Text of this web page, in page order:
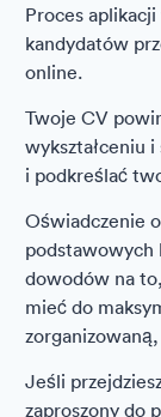
Proces
kandydatów
online.
Twoje CV
wykształceniu
i podkreślać
Oświadczenie
podstawowych
dowodów na
mieć do
Jeśli
zaproszony do